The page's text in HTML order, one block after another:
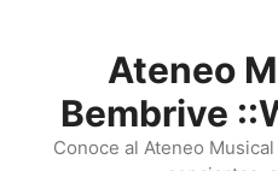
Ateneo
Bembrive
Conoce al Ateneo